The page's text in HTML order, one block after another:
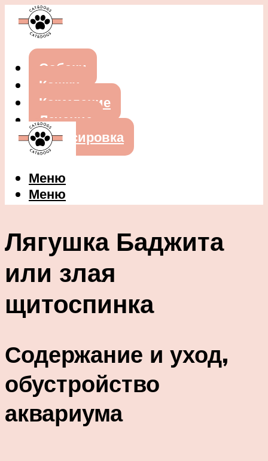
Собаки
Кошки
Кормление
Лечение
Дрессировка
Меню
Меню
Лягушка Баджита
или злая
щитоспинка
Содержание и уход,
обустройство
аквариума